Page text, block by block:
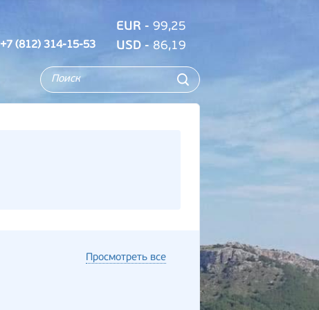
+7 (812) 314-15-53
EUR - 99,25
USD - 86,19
Просмотреть все